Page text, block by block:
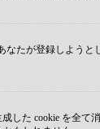
たが登録しよう
した cookie を全